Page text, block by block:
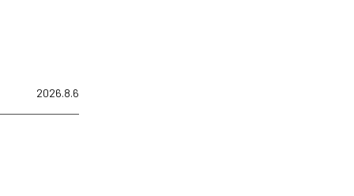
2026.8.6